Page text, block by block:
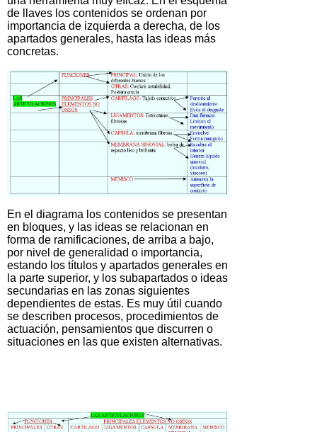
de llaves los contenidos se ordenan por
importancia de izquierda a derecha, de los
apartados generales, hasta las ideas más
concretas.
En el diagrama los contenidos se presentan
en bloques, y las ideas se relacionan en
forma de ramificaciones, de arriba a bajo,
por nivel de generalidad o importancia,
estando los títulos y apartados generales en
la parte superior, y los subapartados o ideas
secundarias en las zonas siguientes
dependientes de estas. Es muy útil cuando
se describen procesos, procedimientos de
actuación, pensamientos que discurren o
situaciones en las que existen alternativas.